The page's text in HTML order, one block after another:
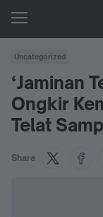
Uncategorized
‘Jaminan
Ongkir
Telat
Share